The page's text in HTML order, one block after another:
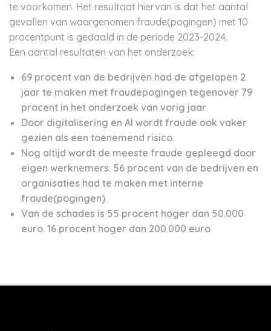
te voorkomen. Het resultaat hiervan is dat het aantal
gevallen van waargenomen fraude(pogingen) met 10
procentpunt is gedaald in de periode 2023-2024.
Een aantal resultaten van het onderzoek:
69 procent van de bedrijven had de afgelopen 2
jaar te maken met fraudepogingen tegenover 79
procent in het onderzoek van vorig jaar.
Door digitalisering en AI wordt fraude ook vaker
gezien als een toenemend risico.
Nog altijd wordt de meeste fraude gepleegd door
eigen werknemers. 56 procent van de bedrijven en
organisaties had te maken met interne
fraude(pogingen).
Van de schades is 55 procent hoger dan 50.000
euro. 16 procent hoger dan 200.000 euro